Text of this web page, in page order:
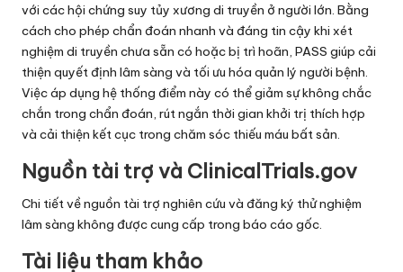
với các hội chứng suy tủy xương di truyền ở người lớn. Bằng
cách cho phép chẩn đoán nhanh và đáng tin cậy khi xét
nghiệm di truyền chưa sẵn có hoặc bị trì hoãn, PASS giúp cải
thiện quyết định lâm sàng và tối ưu hóa quản lý người bệnh.
Việc áp dụng hệ thống điểm này có thể giảm sự không chắc
chắn trong chẩn đoán, rút ngắn thời gian khởi trị thích hợp
và cải thiện kết cục trong chăm sóc thiếu máu bất sản.
Nguồn tài trợ và ClinicalTrials.gov
Chi tiết về nguồn tài trợ nghiên cứu và đăng ký thử nghiệm
lâm sàng không được cung cấp trong báo cáo gốc.
Tài liệu tham khảo